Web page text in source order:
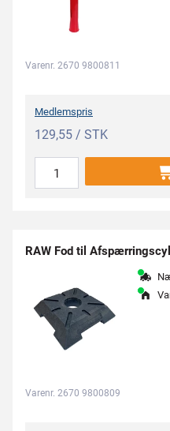
Varenr. 2670 9800811
Medlemspris
129,55 / STK
RAW Fod til
Varenr. 2670 9800809